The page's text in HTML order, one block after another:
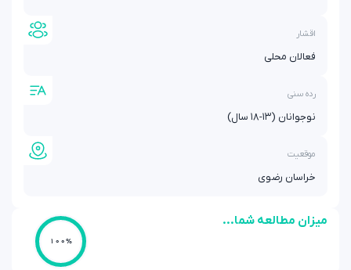
اقشار
فعالان محلی
رده سنی
نوجوانان (۱۳-۱۸ سال)
موقعیت
خراسان رضوی
میزان مطالعه شما...
100%